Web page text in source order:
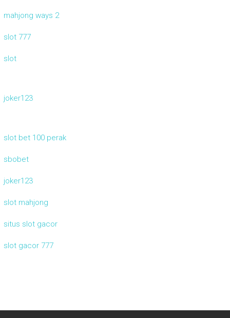
mahjong ways 2
slot 777
slot
joker123
slot bet 100 perak
sbobet
joker123
slot mahjong
situs slot gacor
slot gacor 777